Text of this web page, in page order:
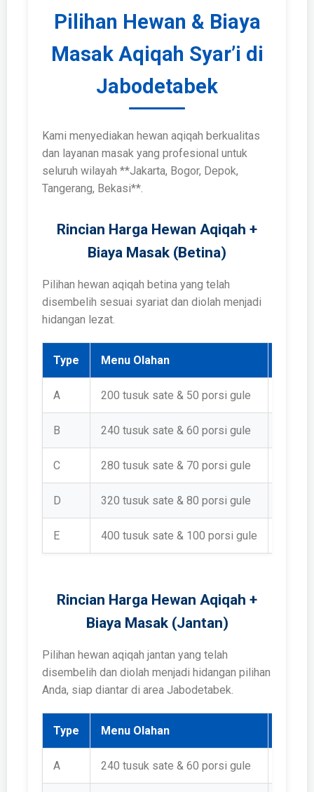
Pilihan Hewan & Biaya
Masak Aqiqah Syar’i di
Jabodetabek
Kami menyediakan hewan aqiqah berkualitas
dan layanan masak yang profesional untuk
seluruh wilayah **Jakarta, Bogor, Depok,
Tangerang, Bekasi**.
Rincian Harga Hewan Aqiqah +
Biaya Masak (Betina)
Pilihan hewan aqiqah betina yang telah
disembelih sesuai syariat dan diolah menjadi
hidangan lezat.
Type Menu Olahan
A 200 tusuk sate & 50 porsi gule
B 240 tusuk sate & 60 porsi gule
C 280 tusuk sate & 70 porsi gule
D 320 tusuk sate & 80 porsi gule
E 400 tusuk sate & 100 porsi gule
Rincian Harga Hewan Aqiqah +
Biaya Masak (Jantan)
Pilihan hewan aqiqah jantan yang telah
disembelih dan diolah menjadi hidangan pilihan
Anda, siap diantar di area Jabodetabek.
Type Menu Olahan
A 240 tusuk sate & 60 porsi gule